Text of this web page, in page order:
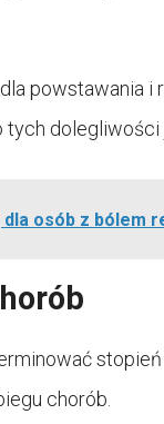
powstawania i
osób z bólem
stopień
chorób.